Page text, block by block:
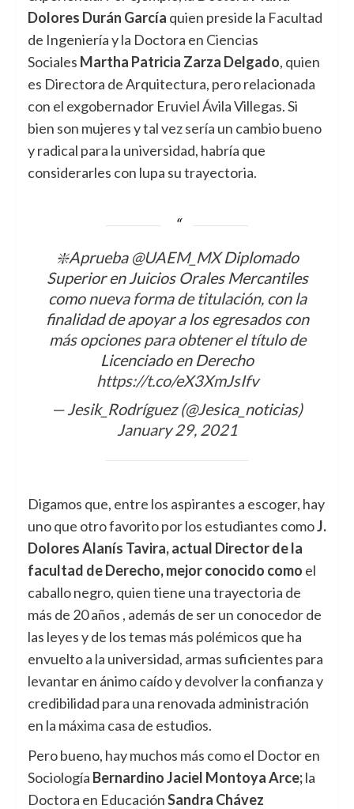
Dolores Durán García quien preside la Facultad
de Ingeniería y la Doctora en Ciencias
Sociales Martha Patricia Zarza Delgado, quien
es Directora de Arquitectura, pero relacionada
con el exgobernador Eruviel Ávila Villegas. Si
bien son mujeres y tal vez sería un cambio bueno
y radical para la universidad, habría que
considerarles con lupa su trayectoria.
❇️Aprueba @UAEM_MXDiplomado
Superior en Juicios Orales Mercantiles
como nueva forma de titulación, con la
finalidad de apoyar a los egresados con
más opciones para obtener el título de
Licenciado en Derecho
https://t.co/eX3XmJsIfv
— Jesik_Rodríguez (@Jesica_noticias)
January 29, 2021
Digamos que, entre los aspirantes a escoger, hay
uno que otro favorito por los estudiantes comoJ.
Dolores Alanís Tavira, actual Director de la
facultad de Derecho, mejor conocido como el
caballo negro, quien tiene una trayectoria de
más de 20 años , además de ser un conocedor de
las leyes y de los temas más polémicos que ha
envuelto a la universidad, armas suficientes para
levantar en ánimo caído y devolver la confianza y
credibilidad para una renovada administración
en la máxima casa de estudios.
Pero bueno, hay muchos más como el Doctor en
Sociología Bernardino Jaciel Montoya Arce;la
Doctora en EducaciónSandra Chávez